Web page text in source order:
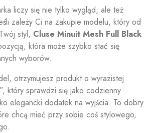
liczy się nie tylko wygląd, ale też
zależy Ci na zakupie modelu, który od
styl, Cluse Minuit Mesh Full Black
która może szybko stać się
wyborów.
otrzymujesz produkt o wyrazistej
który sprawdzi się jako codzienny
elegancki dodatek na wyjścia. To dobry
chcą mieć przy sobie coś stylowego,